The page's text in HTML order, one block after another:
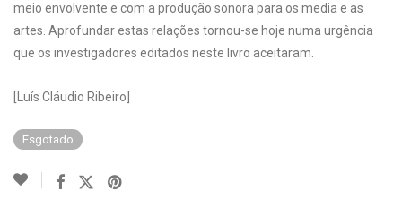
meio envolvente e com a produção sonora para os media e as
artes. Aprofundar estas relações tornou-se hoje numa urgência
que os investigadores editados neste livro aceitaram.
[Luís Cláudio Ribeiro]
Esgotado